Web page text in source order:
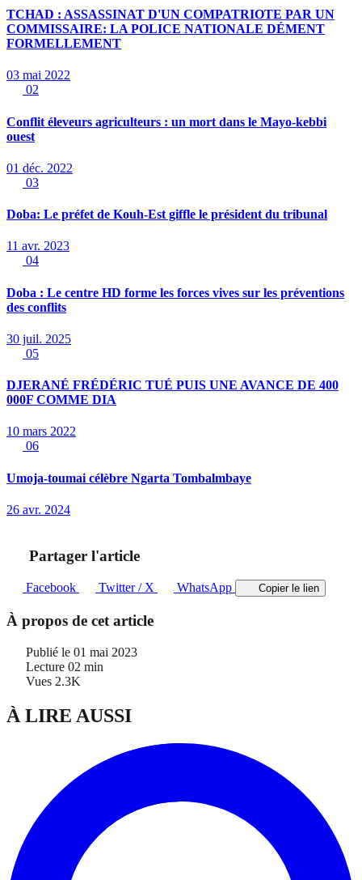
TCHAD : ASSASSINAT D'UN COMPATRIOTE PAR UN
COMMISSAIRE: LA POLICE NATIONALE DÉMENT
FORMELLEMENT
03 mai 2022
02
Conflit éleveurs agriculteurs : un mort dans le Mayo-kebbi
ouest
01 déc. 2022
03
Doba: Le préfet de Kouh-Est giffle le président du tribunal
11 avr. 2023
04
Doba : Le centre HD forme les forces vives sur les préventions
des conflits
30 juil. 2025
05
DJERANÉ FRÉDÉRIC TUÉ PUIS UNE AVANCE DE 400
000F COMME DIA
10 mars 2022
06
Umoja-toumai célèbre Ngarta Tombalmbaye
26 avr. 2024
Partager l'article
Facebook Twitter / X WhatsApp Copier le lien
À propos de cet article
Publié le 01 mai 2023
Lecture 02 min
Vues 2.3K
À LIRE AUSSI